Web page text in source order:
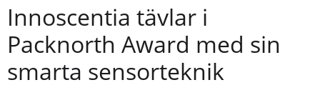
Innoscentia tävlar i
Packnorth Award med sin
smarta sensorteknik